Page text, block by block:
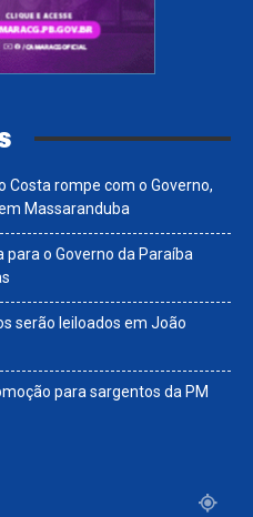
rompe com o Governo,
Massaranduba
o Governo da Paraíba
serão leiloados em João
para sargentos da PM